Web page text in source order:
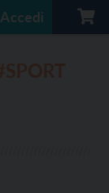
Accedi